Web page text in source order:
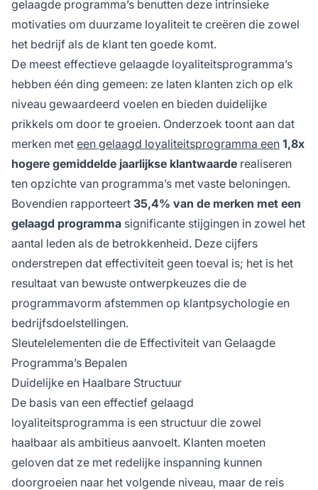
gelaagde programma’s benutten deze intrinsieke
motivaties om duurzame loyaliteit te creëren die zowel
het bedrijf als de klant ten goede komt.
De meest effectieve gelaagde loyaliteitsprogramma’s
hebben één ding gemeen: ze laten klanten zich op elk
niveau gewaardeerd voelen en bieden duidelijke
prikkels om door te groeien. Onderzoek toont aan dat
merken met een gelaagd loyaliteitsprogramma een 1,8x
hogere gemiddelde jaarlijkse klantwaarde realiseren
ten opzichte van programma’s met vaste beloningen.
Bovendien rapporteert 35,4% van de merken met een
gelaagd programma significante stijgingen in zowel het
aantal leden als de betrokkenheid. Deze cijfers
onderstrepen dat effectiviteit geen toeval is; het is het
resultaat van bewuste ontwerpkeuzes die de
programmavorm afstemmen op klantpsychologie en
bedrijfsdoelstellingen.
Sleutelelementen die de Effectiviteit van Gelaagde
Programma’s Bepalen
Duidelijke en Haalbare Structuur
De basis van een effectief gelaagd
loyaliteitsprogramma is een structuur die zowel
haalbaar als ambitieus aanvoelt. Klanten moeten
geloven dat ze met redelijke inspanning kunnen
doorgroeien naar het volgende niveau, maar de reis